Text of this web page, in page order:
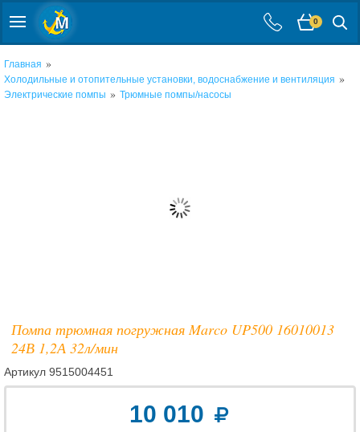
0
Главная »
Холодильные и отопительные установки, водоснабжение и вентиляция »
Электрические помпы » Трюмные помпы/насосы
Помпа трюмная погружная Marco UP500 16010013
24В 1,2А 32л/мин
Артикул 9515004451
10 010